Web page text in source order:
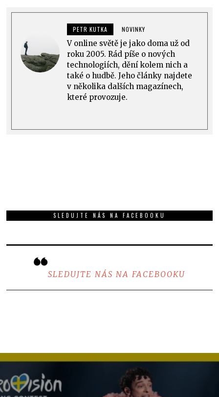
PETR KUTKA NOVINKY
V online světě je jako doma už od
roku 2005. Rád píše o nových
technologiích, dění kolem nich a
také o hudbě. Jeho články najdete
v několika dalších magazínech,
které provozuje.
SLEDUJTE NÁS NA FACEBOOKU
SLEDUJTE NÁS NA FACEBOOKU